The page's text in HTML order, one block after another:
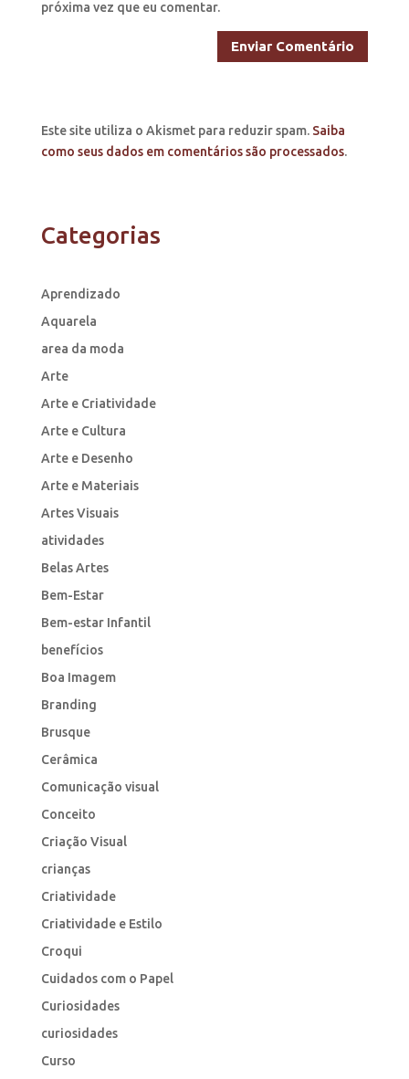
próxima vez que eu comentar.
Este site utiliza o Akismet para reduzir spam. Saiba
como seus dados em comentários são processados.
Categorias
Aprendizado
Aquarela
area da moda
Arte
Arte e Criatividade
Arte e Cultura
Arte e Desenho
Arte e Materiais
Artes Visuais
atividades
Belas Artes
Bem-Estar
Bem-estar Infantil
benefícios
Boa Imagem
Branding
Brusque
Cerâmica
Comunicação visual
Conceito
Criação Visual
crianças
Criatividade
Criatividade e Estilo
Croqui
Cuidados com o Papel
Curiosidades
curiosidades
Curso